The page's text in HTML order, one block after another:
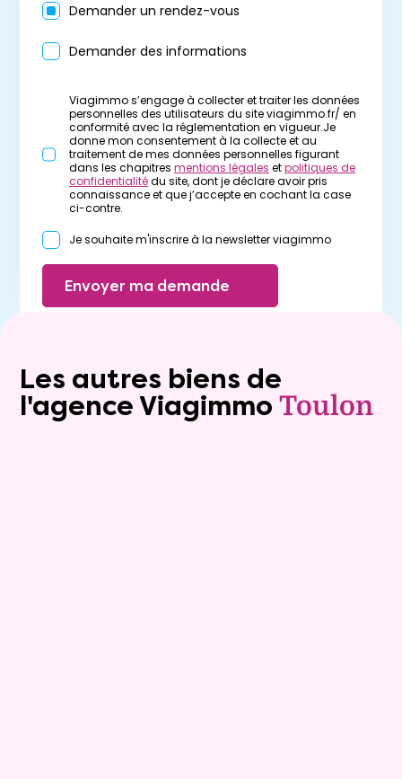
Demander un rendez-vous
Demander des informations
Viagimmo s’engage à collecter et traiter les données
personnelles des utilisateurs du site viagimmo.fr/ en
conformité avec la réglementation en vigueur.Je
donne mon consentement à la collecte et au
traitement de mes données personnelles figurant
dans les chapitres mentions légales etpolitiques de
confidentialitédu site, dont je déclare avoir pris
connaissance et que j’accepte en cochant la case
ci-contre.
Je souhaite m'inscrire à la newsletter viagimmo
Envoyer ma demande
Les autres biens de
l'agence Viagimmo Toulon